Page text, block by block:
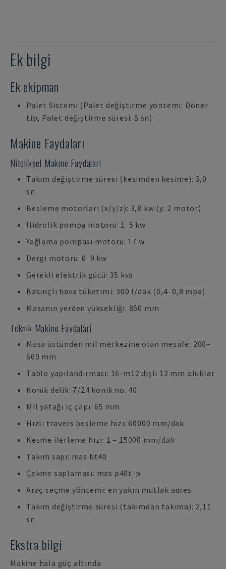
Ek bilgi
Ek ekipman
Palet Sistemi (Palet değiştirme yöntemi: Döner
tip, Palet değiştirme süresi: 5 sn)
Makine Faydaları
Niteliksel Makine Faydalari
Takım değiştirme süresi (kesimden kesime): 3,0
sn
Besleme motorları (x/y/z): 3,8 kw (y: 2 motor)
Hidrolik pompa motoru: 1. 5 kw
Yağlama pompası motoru: 17 w
Dergi motoru: 0. 9 kw
Gerekli elektrik gücü: 35 kva
Basınçlı hava tüketimi: 300 l/dak (0,4–0,8 mpa)
Masanın yerden yüksekliği: 850 mm
Teknik Makine Faydalari
Masa üstünden mil merkezine olan mesafe: 200–
660 mm
Tablo yapılandırması: 16-m12 dişli 12 mm oluklar
Konik delik: 7/24 konik no. 40
Mil yatağı iç çapı: 65 mm
Hızlı travers besleme hızı: 60000 mm/dak
Kesme ilerleme hızı: 1 – 15000 mm/dak
Takım sapı: mas bt40
Çekme saplaması: mas p40t-p
Araç seçme yöntemi: en yakın mutlak adres
Takım değiştirme süresi (takımdan takıma): 2,11
sn
Ekstra bilgi
Makine hala güç altında